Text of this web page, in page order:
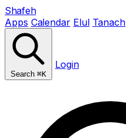
Shafeh
Apps Calendar Elul Tanach
Search ⌘K
Login